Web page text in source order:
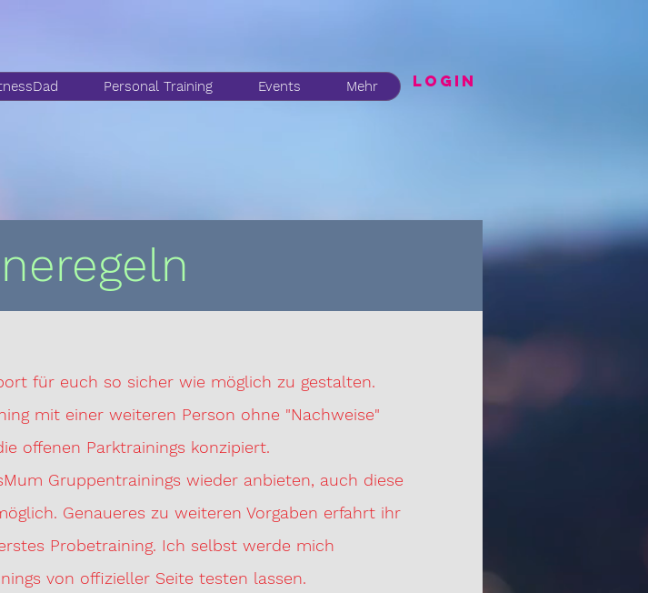
Personal Training Events Mehr LogIN
für euch so sicher wie möglich zu gestalten.
mit einer weiteren Person ohne "Nachweise"
offenen Parktrainings konzipiert.
Gruppentrainings wieder anbieten, auch diese
Genaueres zu weiteren Vorgaben erfahrt ihr
Probetraining. Ich selbst werde mich
von offizieller Seite testen lassen.